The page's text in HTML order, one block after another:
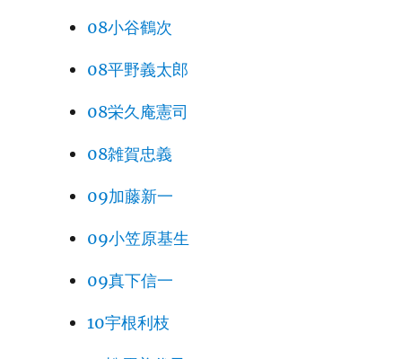
08小谷鶴次
08平野義太郎
08栄久庵憲司
08雑賀忠義
09加藤新一
09小笠原基生
09真下信一
10宇根利枝